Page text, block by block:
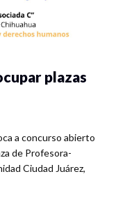
plazas
a concurso abierto
de Profesora-
Ciudad Juárez,